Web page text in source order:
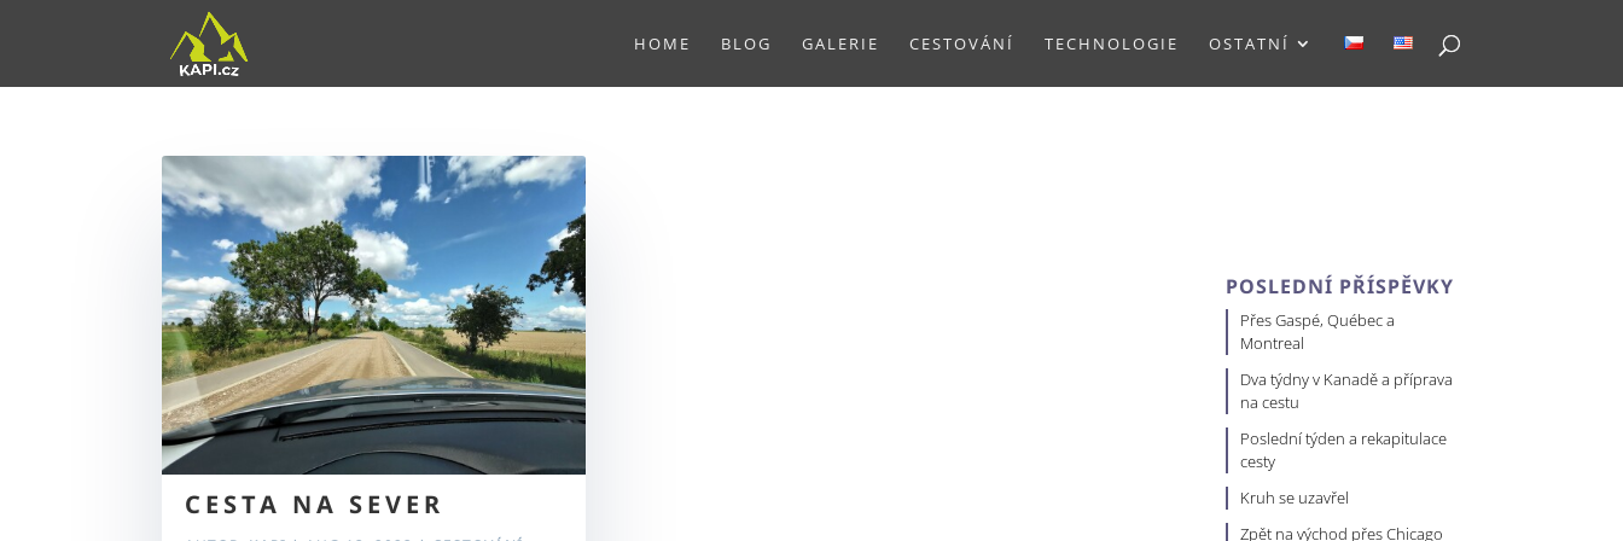
HOME BLOG GALERIE CESTOVÁNÍ TECHNOLOGIE OSTATNÍ
CESTA NA SEVER
POSLEDNÍ PŘÍSPĚVKY
Přes Gaspé, Québec a
Montreal
Dva týdny v Kanadě a příprava
na cestu
Poslední týden a rekapitulace
cesty
Kruh se uzavřel
Zpět na východ přes Chicago